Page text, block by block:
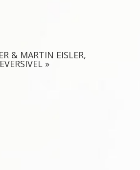
& MARTIN EISLER,
»